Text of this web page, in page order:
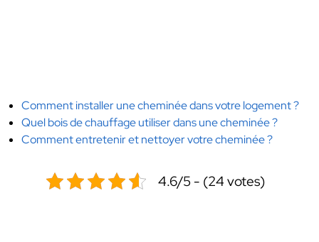
Comment installer une cheminée dans votre logement ?
Quel bois de chauffage utiliser dans une cheminée ?
Comment entretenir et nettoyer votre cheminée ?
4.6/5 - (24 votes)